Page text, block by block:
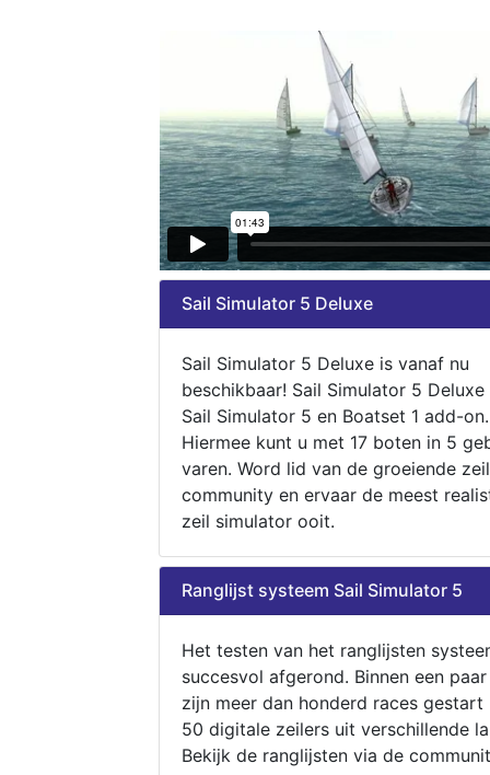
Sail Simulator 5 Deluxe
Sail Simulator 5 Deluxe is vanaf nu
beschikbaar! Sail Simulator 5
Sail Simulator 5 en Boatset 1 add-on.
Hiermee kunt u met 17 boten in 5
varen. Word lid van de groeiende zeil
community en ervaar de meest
zeil simulator ooit.
Ranglijst systeem Sail Simulator 5
Het testen van het ranglijsten
succesvol afgerond. Binnen een
zijn meer dan honderd races gestart
50 digitale zeilers uit verschillende
Bekijk de ranglijsten via de